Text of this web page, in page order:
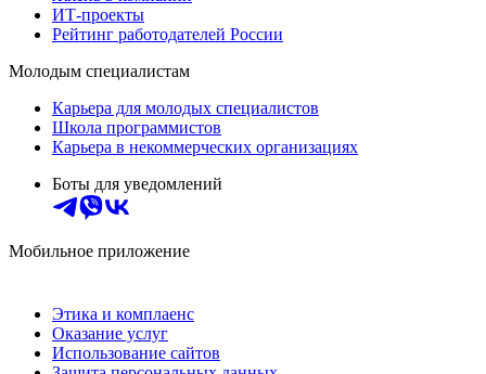
ИТ-проекты
Рейтинг работодателей России
Молодым специалистам
Карьера для молодых специалистов
Школа программистов
Карьера в некоммерческих организациях
Боты для уведомлений
Мобильное приложение
Этика и комплаенс
Оказание услуг
Использование сайтов